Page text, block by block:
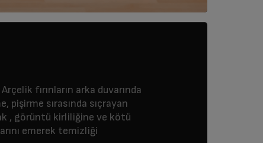
fırınların arka duvarında
sırasında sıçrayan
, görüntü kirliliğine ve kötü
emerek temizliği